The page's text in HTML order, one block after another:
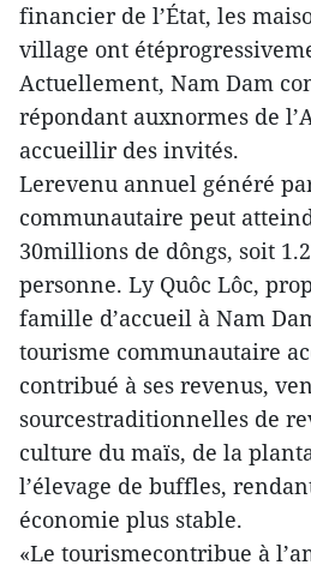
financier de l’État, les
village ont
Actuellement, Nam Dam
répondant auxnormes de
accueillir des invités.
Lerevenu annuel généré
communautaire peut
30millions de dôngs, soit
personne. Ly Quôc Lôc,
famille d’accueil à Nam
tourisme communautaire
contribué à ses revenus,
sourcestraditionnelles de
culture du maïs, de la
l’élevage de buffles,
économie plus stable.
«Le tourismecontribue à